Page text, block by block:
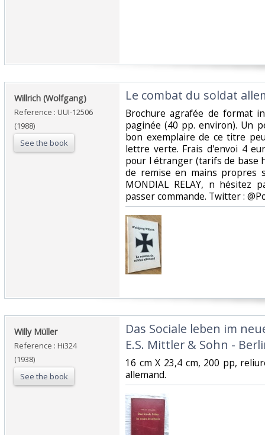
‎Willrich (Wolfgang)‎
Reference : UUI-12506
(1988)
See the book
‎Le combat du soldat
‎Brochure agrafée de format
paginée (40 pp. environ). Un
bon exemplaire de ce titre
lettre verte. Frais d'envoi 4
pour l étranger (tarifs de base
de remise en mains propres
MONDIAL RELAY, n hésitez
passer commande. Twitter :
‎Willy Müller ‎
Reference : Hi324
(1938)
See the book
‎Das Sociale leben im
E.S. Mittler & Sohn -
‎16 cm X 23,4 cm, 200 pp,
allemand. ‎